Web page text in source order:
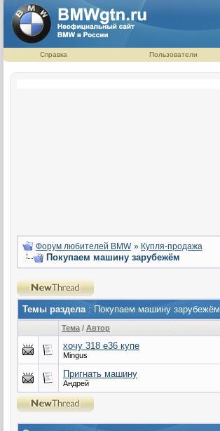
Справка Пользователи
Форум любителей BMW » Купля-продажа
Покупаем машину зарубежём
Темы раздела : Покупаем машину зарубежём
Тема / Автор
хочу 318 e36 купе
Mingus
Пригнать машину
Андрей